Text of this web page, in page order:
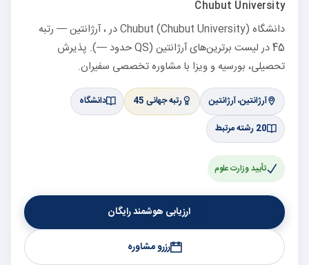
Chubut University
دانشگاه Chubut (Chubut University) در ، آرژانتین — رتبه
45 در لیست برترین‌های آرژانتین (QS حدود —). پذیرش
تحصیلی، بورسیه و ویزا با مشاوره تخصصی سفیران.
آرژانتین، آرژانتین رتبه جهانی 45
دانشگاه
20 رشته مرتبط
تأیید وزارت علوم
ارزیابی هوشمند رایگان
رزرو مشاوره